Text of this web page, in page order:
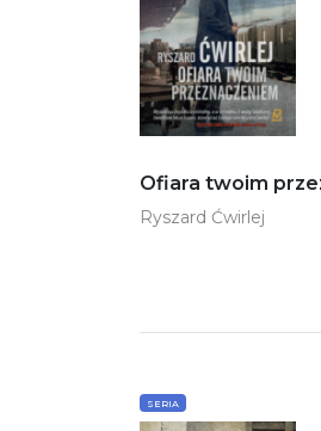
Ofiara twoim
Ryszard Ćwirlej
SERIA